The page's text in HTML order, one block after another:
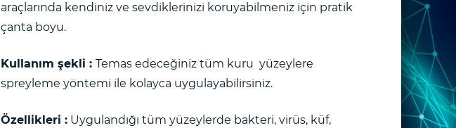
araçlarında kendiniz ve sevdiklerinizi koruyabilmeniz için pratik
çanta boyu.
Kullanım şekli : Temas edeceğiniz tüm kuru yüzeylere
spreyleme yöntemi ile kolayca uygulayabilirsiniz.
Özellikleri : Uygulandığı tüm yüzeylerde bakteri, virüs, küf,